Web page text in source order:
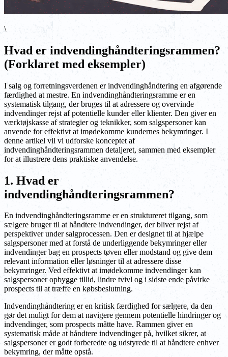
\
Hvad er indvendinghåndteringsrammen?
(Forklaret med eksempler)
I salg og forretningsverdenen er indvendinghåndtering en afgørende
færdighed at mestre. En indvendinghåndteringsramme er en
systematisk tilgang, der bruges til at adressere og overvinde
indvendinger rejst af potentielle kunder eller klienter. Den giver en
værktøjskasse af strategier og teknikker, som salgspersoner kan
anvende for effektivt at imødekomme kundernes bekymringer. I
denne artikel vil vi udforske konceptet af
indvendinghåndteringsrammen detaljeret, sammen med eksempler
for at illustrere dens praktiske anvendelse.
1. Hvad er
indvendinghåndteringsrammen?
En indvendinghåndteringsramme er en struktureret tilgang, som
sælgere bruger til at håndtere indvendinger, der bliver rejst af
perspektiver under salgprocessen. Den er designet til at hjælpe
salgspersoner med at forstå de underliggende bekymringer eller
indvendinger bag en prospects tøven eller modstand og give dem
relevant information eller løsninger til at adressere disse
bekymringer. Ved effektivt at imødekomme indvendinger kan
salgspersoner opbygge tillid, lindre tvivl og i sidste ende påvirke
prospects til at træffe en købsbeslutning.
Indvendinghåndtering er en kritisk færdighed for sælgere, da den
gør det muligt for dem at navigere gennem potentielle hindringer og
indvendinger, som prospects måtte have. Rammen giver en
systematisk måde at håndtere indvendinger på, hvilket sikrer, at
salgspersoner er godt forberedte og udstyrede til at håndtere enhver
bekymring, der måtte opstå.